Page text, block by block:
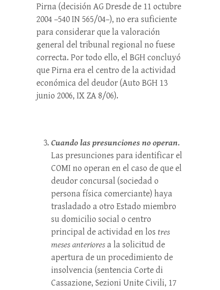
Pirna (decisión AG Dresde de 11 octubre
2004 –540 IN 565/04–), no era suficiente
para considerar que la valoración
general del tribunal regional no fuese
correcta. Por todo ello, el BGH concluyó
que Pirna era el centro de la actividad
económica del deudor (Auto BGH 13
junio 2006, IX ZA 8/06).
Cuando las presunciones no operan.
Las presunciones para identificar el
COMI no operan en el caso de que el
deudor concursal (sociedad o
persona física comerciante) haya
trasladado a otro Estado miembro
su domicilio social o centro
principal de actividad en los tres
meses anterioresa la solicitud de
apertura de un procedimiento de
insolvencia (sentencia Corte di
Cassazione, Sezioni Unite Civili, 17